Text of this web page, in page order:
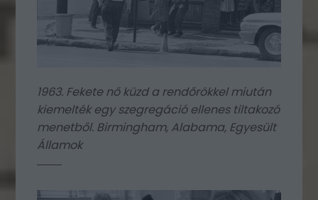
1963. Fekete nő küzd a rendőrökkel miután
kiemelték egy szegregáció ellenes tiltakozó
menetből. Birmingham, Alabama, Egyesült
Államok